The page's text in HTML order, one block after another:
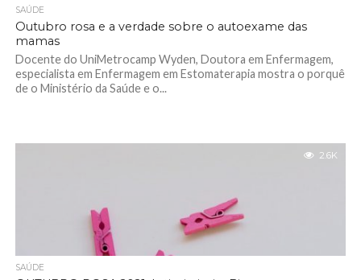
SAÚDE
Outubro rosa e a verdade sobre o autoexame das
mamas
Docente do UniMetrocamp Wyden, Doutora em Enfermagem,
especialista em Enfermagem em Estomaterapia mostra o porquê
de o Ministério da Saúde e o...
2.6K
SAÚDE